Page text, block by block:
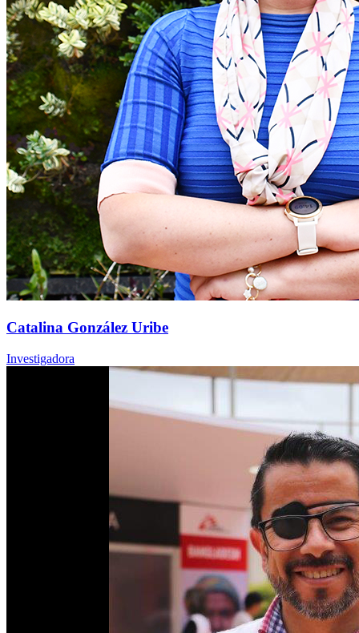
Catalina González Uribe
Investigadora